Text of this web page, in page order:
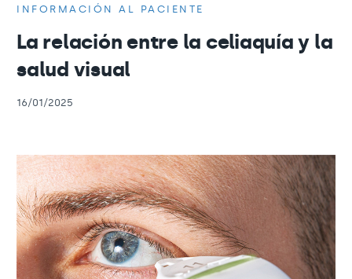
INFORMACIÓN AL PACIENTE
La relación entre la celiaquía y la
salud visual
16/01/2025